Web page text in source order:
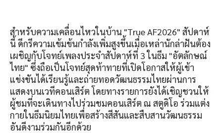
สำหรับความเคลื่อนไหวในบ้าน "True AF2026" สัปดาห์
นี้ ดีกรีความเข้มข้นกำลังเพิ่มสูงขึ้นเมื่อเหล่านักล่าฝันต้อง
เผชิญกับโจทย์เพลงประจำสัปดาห์ที่ 3 ในธีม "อัตลักษณ์
ไทย" ซึ่งถือเป็นโจทย์สุดท้าทายที่เปิดโอกาสให้ผู้เข้า
แข่งขันได้เรียนรู้และถ่ายทอดวัฒนธรรมไทยผ่านการ
แสดงบนเวทีคอนเสิร์ต โดยทางรายการยังได้เชิญชวนให้
ผู้ชมที่จะเดินทางไปร่วมชมคอนเสิร์ต ณ สตูดิโอ ร่วมแต่ง
กายในธีมนิยมไทยเพื่อสร้างสีสันและสืบสานวัฒนธรรม
อันดีงามร่วมกันอีกด้วย